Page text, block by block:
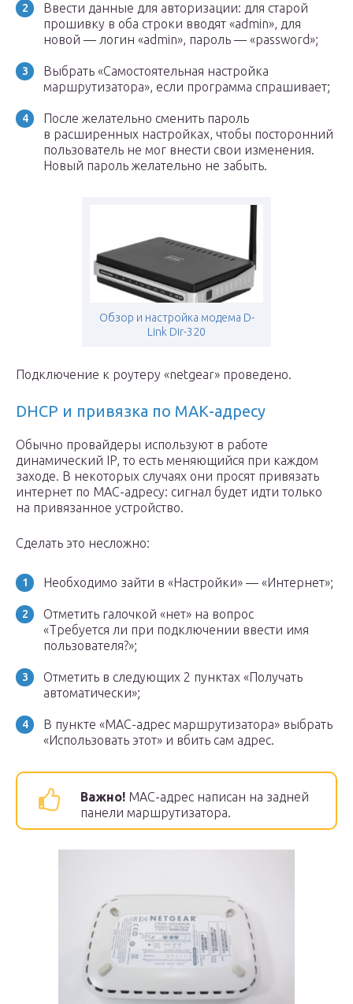
Ввести данные для авторизации: для старой
прошивку в оба строки вводят «admin», для
новой — логин «admin», пароль — «password»;
Выбрать «Самостоятельная настройка
маршрутизатора», если программа спрашивает;
После желательно сменить пароль
в расширенных настройках, чтобы посторонний
пользователь не мог внести свои изменения.
Новый пароль желательно не забыть.
Обзор и настройка модема D-
Link Dir-320
Подключение к роутеру «netgear» проведено.
DHCP и привязка по МАК-адресу
Обычно провайдеры используют в работе
динамический IP, то есть меняющийся при каждом
заходе. В некоторых случаях они просят привязать
интернет по MAC-адресу: сигнал будет идти только
на привязанное устройство.
Сделать это несложно:
Необходимо зайти в «Настройки» — «Интернет»;
Отметить галочкой «нет» на вопрос
«Требуется ли при подключении ввести имя
пользователя?»;
Отметить в следующих 2 пунктах «Получать
автоматически»;
В пункте «MAC-адрес маршрутизатора» выбрать
«Использовать этот» и вбить сам адрес.
Важно! MAC-адрес написан на задней
панели маршрутизатора.